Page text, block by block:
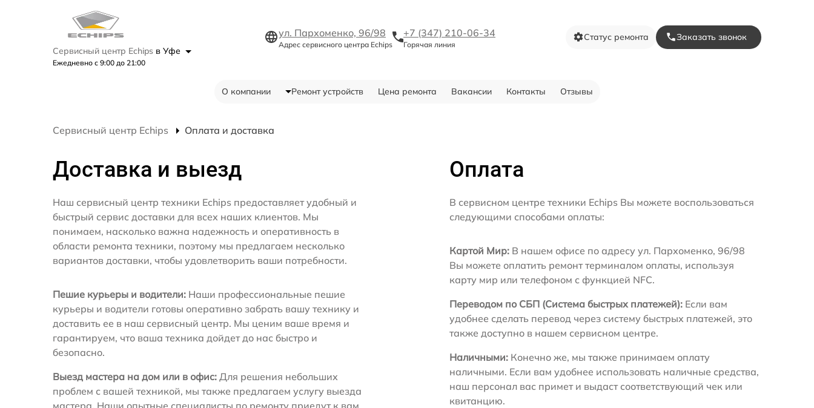
Сервисный центр Echips в Уфе
Ежедневно с 9:00 до 21:00
ул. Пархоменко, 96/98
Адрес сервисного центра Echips
+7 (347) 210-06-34
Горячая линия
Статус ремонта Заказать звонок
О компании Ремонт устройств Цена ремонта Вакансии Контакты Отзывы
Сервисный центр Echips Оплата и доставка
Доставка и выезд
Наш сервисный центр техники Echips предоставляет удобный и
быстрый сервис доставки для всех наших клиентов. Мы
понимаем, насколько важна надежность и оперативность в
области ремонта техники, поэтому мы предлагаем несколько
вариантов доставки, чтобы удовлетворить ваши потребности.
Пешие курьеры и водители: Наши профессиональные пешие
курьеры и водители готовы оперативно забрать вашу технику и
доставить ее в наш сервисный центр. Мы ценим ваше время и
гарантируем, что ваша техника дойдет до нас быстро и
безопасно.
Выезд мастера на дом или в офис: Для решения небольших
проблем с вашей техникой, мы также предлагаем услугу выезда
мастера. Наши опытные специалисты по ремонту приедут к вам
Оплата
В сервисном центре техники Echips Вы можете воспользоваться
следующими способами оплаты:
Картой Мир: В нашем офисе по адресу ул. Пархоменко, 96/98
Вы можете оплатить ремонт терминалом оплаты, используя
карту мир или телефоном с функцией NFC.
Переводом по СБП (Система быстрых платежей): Если вам
удобнее сделать перевод через систему быстрых платежей, это
также доступно в нашем сервисном центре.
Наличными: Конечно же, мы также принимаем оплату
наличными. Если вам удобнее использовать наличные средства,
наш персонал вас примет и выдаст соответствующий чек или
квитанцию.